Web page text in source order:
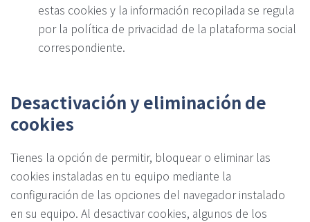
estas cookies y la información recopilada se regula
por la política de privacidad de la plataforma social
correspondiente.
Desactivación y eliminación de
cookies
Tienes la opción de permitir, bloquear o eliminar las
cookies instaladas en tu equipo mediante la
configuración de las opciones del navegador instalado
en su equipo. Al desactivar cookies, algunos de los